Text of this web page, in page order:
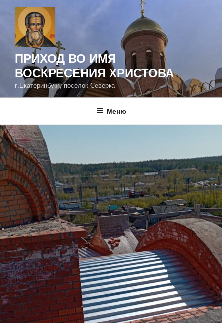
Перейти
содержимому
ПРИХОД ВО ИМЯ
ВОСКРЕСЕНИЯ ХРИСТОВА
г.Екатеринбург, поселок Северка
Меню